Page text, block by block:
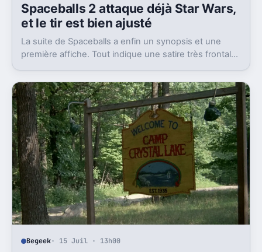
Spaceballs 2 attaque déjà Star Wars,
et le tir est bien ajusté
La suite de Spaceballs a enfin un synopsis et une
première affiche. Tout indique une satire très frontale
Begeek· 15 Juil · 13h00